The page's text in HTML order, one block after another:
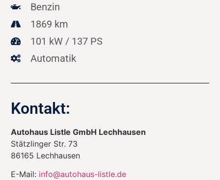
Benzin
1869 km
101 kW / 137 PS
Automatik
Kontakt:
Autohaus Listle GmbH Lechhausen
Stätzlinger Str. 73
86165 Lechhausen
E-Mail: info@autohaus-listle.de